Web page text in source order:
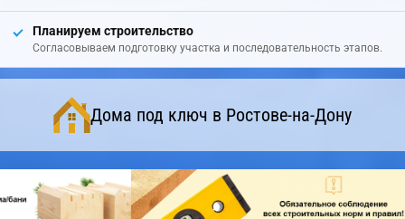
Планируем строительство
Согласовываем подготовку участка и последовательность этапов.
Дома под ключ в Ростове-на-Дону